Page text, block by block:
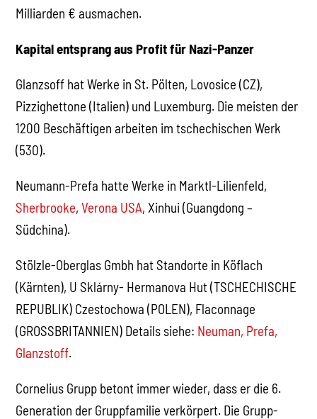
Milliarden € ausmachen.
Kapital entsprang aus Profit für Nazi-Panzer
Glanzsoff hat Werke in St. Pölten, Lovosice (CZ),
Pizzighettone (Italien) und Luxemburg. Die meisten der
1200 Beschäftigen arbeiten im tschechischen Werk
(530).
Neumann-Prefa hatte Werke in Marktl-Lilienfeld,
Sherbrooke,Verona USA, Xinhui (Guangdong –
Südchina).
Stölzle-Oberglas Gmbh hat Standorte in Köflach
(Kärnten), U Sklárny- Hermanova Hut (TSCHECHISCHE
REPUBLIK) Czestochowa (POLEN), Flaconnage
(GROSSBRITANNIEN) Details siehe: Neuman, Prefa,
Glanzstoff.
Cornelius Grupp betont immer wieder, dass er die 6.
Generation der Gruppfamilie verkörpert. Die Grupp-